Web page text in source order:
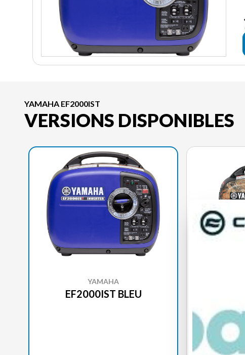
YAMAHA EF2000IST
VERSIONS DISPONIBLES
YAMAHA
EF2000IST BLEU